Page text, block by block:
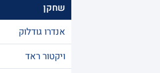
שחקן
אנדרו גודלוק
ויקטור ראד